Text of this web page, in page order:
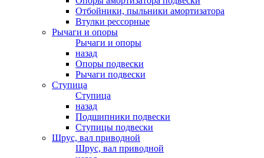
Отбойники, пыльники амортизатора
Втулки рессорные
Рычаги и опоры
Рычаги и опоры
назад
Опоры подвески
Рычаги подвески
Ступица
Ступица
назад
Подшипники подвески
Ступицы подвески
Шрус, вал приводной
Шрус, вал приводной